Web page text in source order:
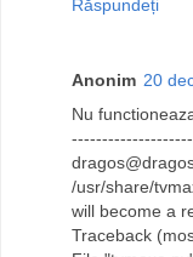
Răspundeți
Anonim 20
Nu
/usr/share/
will become a
Traceback